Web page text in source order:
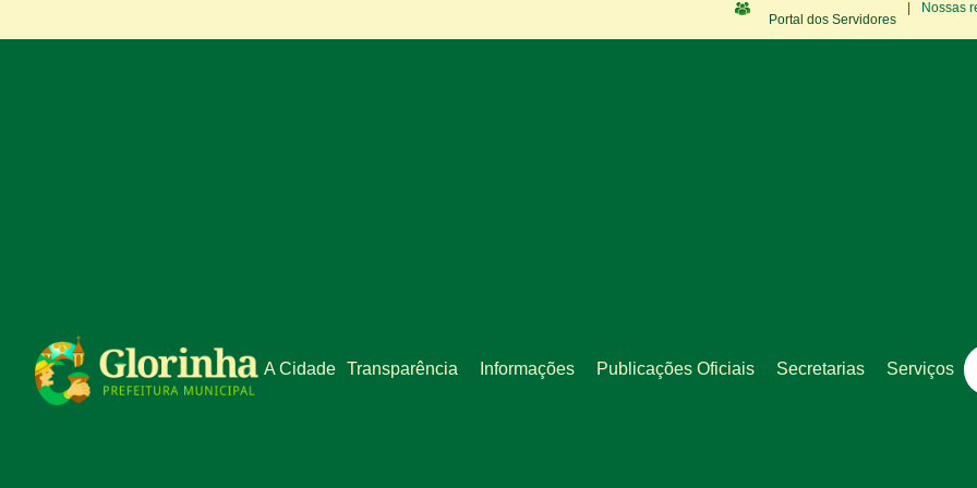
Portal dos Servidores
Nossas
A Cidade Transparência Informações Publicações Oficiais Secretarias Serviços